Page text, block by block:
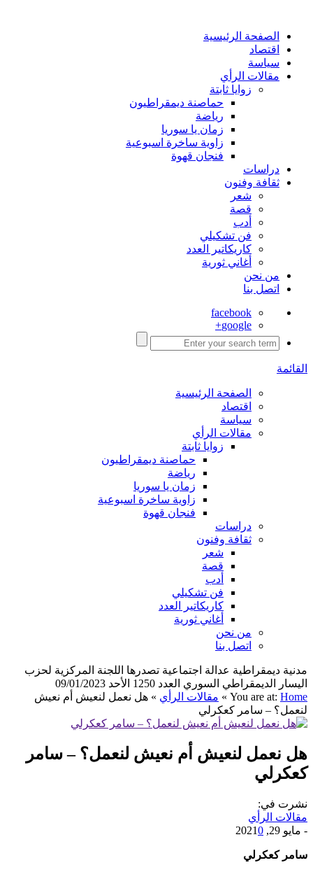
الصفحة الرئيسية
اقتصاد
سياسة
مقالات الرأي
زوايا ثابتة
حماصنة ديمقراطيون
رياضة
زمان يا سوريا
زاوية ساخرة اسبوعية
فنجان قهوة
دراسات
ثقافة وفنون
شعر
قصة
أدب
فن تشكيلي
كاريكاتير العدد
أغاني ثورية
من نحن
اتصل بنا
facebook
google+
القائمة
الصفحة الرئيسية
اقتصاد
سياسة
مقالات الرأي
زوايا ثابتة
حماصنة ديمقراطيون
رياضة
زمان يا سوريا
زاوية ساخرة اسبوعية
فنجان قهوة
دراسات
ثقافة وفنون
شعر
قصة
أدب
فن تشكيلي
كاريكاتير العدد
أغاني ثورية
من نحن
اتصل بنا
مدنية ديمقراطية عدالة اجتماعية تصدرها اللجنة المركزية لحزب
اليسار الديمقراطي السوري العدد 1250 الأحد 09/01/2023
You are at: Home
» مقالات الرأي » هل نعمل لنعيش أم نعيش
لنعمل؟ – سامر كعكرلي
هل نعمل لنعيش أم نعيش لنعمل؟ – سامر
كعكرلي
نشرت في:
مقالات الرأي
- مايو 29, 2021 0
سامر كعكرلي